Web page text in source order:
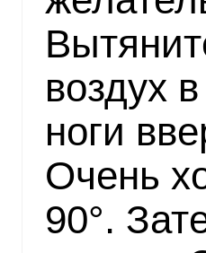
воздух
ноги
Очень
90°.